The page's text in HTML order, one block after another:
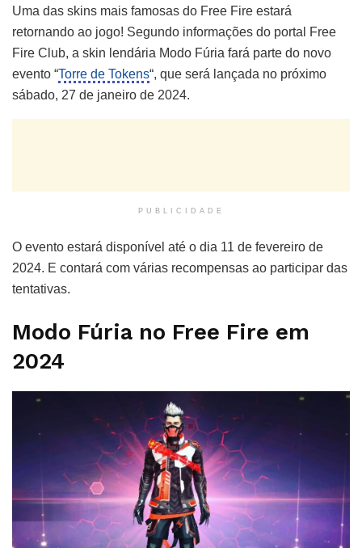
Uma das skins mais famosas do Free Fire estará
retornando ao jogo! Segundo informações do portal Free
Fire Club, a skin lendária Modo Fúria fará parte do novo
evento “Torre de Tokens“, que será lançada no próximo
sábado, 27 de janeiro de 2024.
PUBLICIDADE
O evento estará disponível até o dia 11 de fevereiro de
2024. E contará com várias recompensas ao participar das
tentativas.
Modo Fúria no Free Fire em
2024